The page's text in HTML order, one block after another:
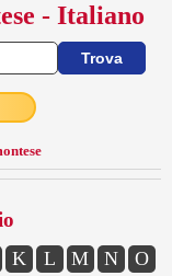
- Italiano
K L M N
O